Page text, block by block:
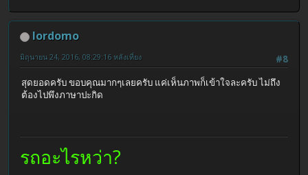
lordomo
#8
มิถุนายน 24, 2016, 08:29:16 หลังเที่ยง
สุดยอดครับ ขอบคุณมากๆเลยครับ แค่เห็นภาพก็เข้าใจละครับ ไม่ถึง
ต้องไปพึงภาษาปะกิด
รถอะไรหว่า?